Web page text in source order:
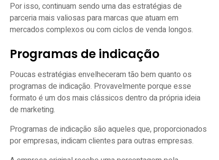
Por isso, continuam sendo uma das estratégias de
parceria mais valiosas para marcas que atuam em
mercados complexos ou com ciclos de venda longos.
Programas de indicação
Poucas estratégias envelheceram tão bem quanto os
programas de indicação. Provavelmente porque esse
formato é um dos mais clássicos dentro da própria ideia
de marketing.
Programas de indicação são aqueles que, proporcionados
por empresas, indicam clientes para outras empresas.